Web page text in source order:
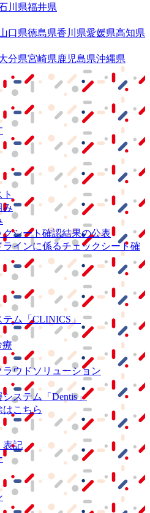
川県福井県
口県徳島県香川県愛媛県高知県
分県宮崎県鹿児島県沖縄県
み
シート確認結果の公表
インに係るチェックシート確
テム
「CLINICS」
療
ウドソリューション
システム
「Dentis」
こちら
表記